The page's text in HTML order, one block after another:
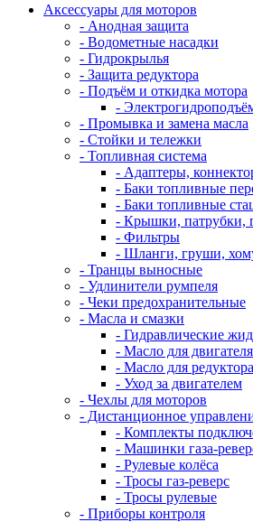
Аксессуары для моторов
- Анодная защита
- Водометные насадки
- Гидрокрылья
- Защита редуктора
- Подъём и откидка мотора
-
- Промывка и замена масла
- Стойки и тележки
- Топливная система
- Адаптеры,
- Баки топливные
- Баки топливные
- Крышки, патрубки,
- Фильтры
- Шланги, груши,
- Транцы выносные
- Удлинители румпеля
- Чеки предохранительные
- Масла и смазки
- Гидравлические
- Масло для двигателя
- Масло для редуктора
- Уход за двигателем
- Чехлы для моторов
- Дистанционное
- Комплекты
- Машинки газа-
- Рулевые колёса
- Тросы газ-реверс
- Тросы рулевые
- Приборы контроля